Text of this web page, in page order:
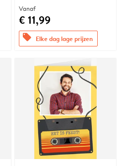
Vanaf
€ 11,99
offers Elke dag lage prijzen